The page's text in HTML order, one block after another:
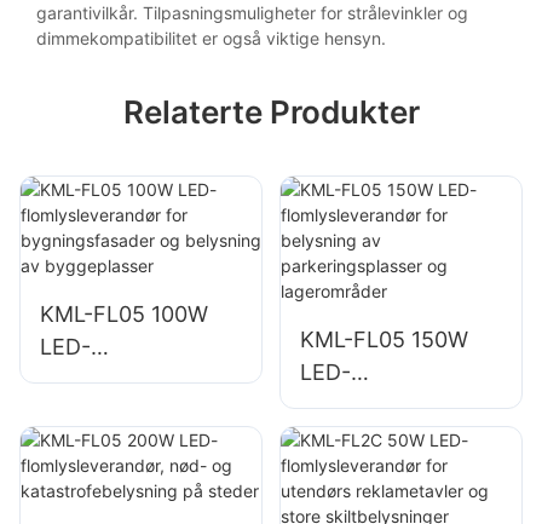
garantivilkår. Tilpasningsmuligheter for strålevinkler og
dimmekompatibilitet er også viktige hensyn.
Relaterte Produkter
KML-FL05 100W
LED-
flomlysleverandør
bygningsfasader
og belysning av
KML-FL05 150W
LED-
flomlysleverandør
for belysning av
parkeringsplasser
og lagerområder